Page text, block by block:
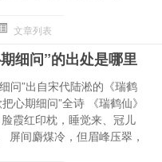
文章列表
细问”的出处是哪里
问”出自宋代陆淞的《瑞鹤
心期细问”全诗 《瑞鹤仙》
霞红印枕，睡觉来、冠儿
屏间麝煤冷，但眉峰压翠，